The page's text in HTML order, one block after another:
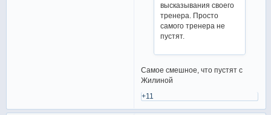
высказывания своего
тренера. Просто
самого тренера не
пустят.
Самое смешное, что пустят с
Жилиной
+11